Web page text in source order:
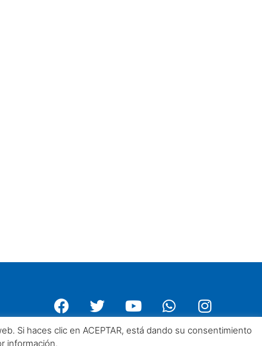
Si haces clic en ACEPTAR, está dando su consentimiento
información.